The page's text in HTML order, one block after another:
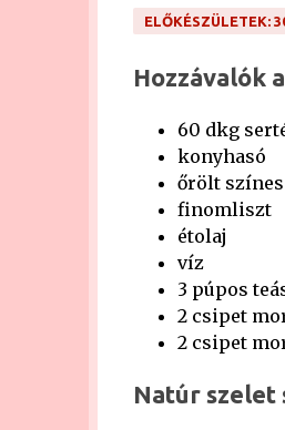
ELŐKÉSZÜLETEK:
Hozzávalók
60 dkg
konyhasó
őrölt
finomliszt
étolaj
víz
3 púpos
2 csipet
2 csipet
Natúr szelet